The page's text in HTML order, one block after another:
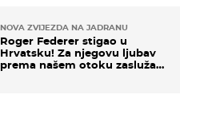
NOVA ZVIJEZDA NA JADRANU
Roger Federer stigao u
Hrvatsku! Za njegovu ljubav
prema našem otoku zaslužan